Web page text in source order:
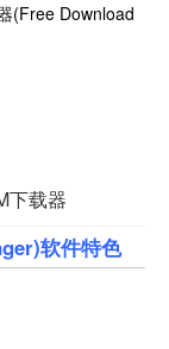
(Free Download
下载器
网续传软件特色